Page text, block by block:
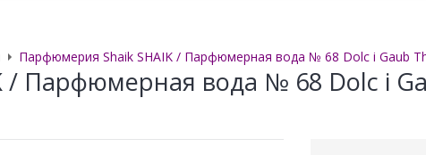
Парфюмерия Shaik SHAIK / Парфюмерная вода № 68 Dolc i Gaub
/ Парфюмерная вода № 68 Dolc i